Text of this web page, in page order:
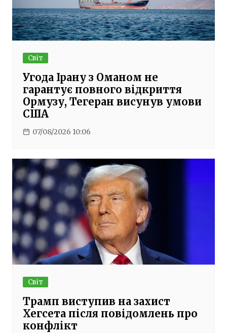
Світ
Угода Ірану з Оманом не
гарантує повного відкриття
Ормузу, Тегеран висунув умови
США
07/08/2026 10:06
Світ
Трамп виступив на захист
Хегсета після повідомлень про
конфлікт